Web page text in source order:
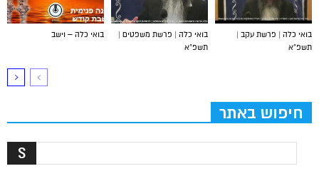
בואי כלה – וישב
בואי כלה | פרשת משפטים |
תשפ”א
בואי כלה | פרשת עקב |
תשפ”א
חיפוש באתר